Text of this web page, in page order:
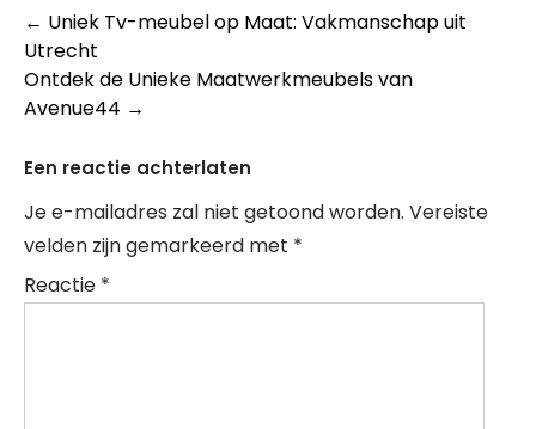
Berichtnavigatie
← Uniek Tv-meubel op Maat: Vakmanschap uit
Utrecht
Ontdek de Unieke Maatwerkmeubels van
Avenue44 →
Een reactie achterlaten
Je e-mailadres zal niet getoond worden. Vereiste
velden zijn gemarkeerd met *
Reactie *